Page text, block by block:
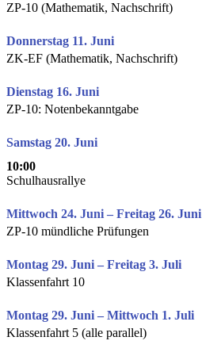
ZP-10 (Mathematik, Nachschrift)
Donnerstag 11. Juni
ZK-EF (Mathematik, Nachschrift)
Dienstag 16. Juni
ZP-10: Notenbekanntgabe
Samstag 20. Juni
10:00
Schulhausrallye
Mittwoch 24. Juni – Freitag 26. Juni
ZP-10 mündliche Prüfungen
Montag 29. Juni – Freitag 3. Juli
Klassenfahrt 10
Montag 29. Juni – Mittwoch 1. Juli
Klassenfahrt 5 (alle parallel)